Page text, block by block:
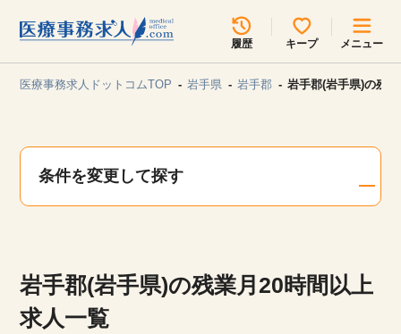
履歴 キープ メニュー
見学会・イベント情報
医療事務求人ドットコムTOP 岩手県 岩手郡 岩手郡(岩手県)の残
条件を変更して探す
岩手郡(岩手県)の残業月20時間以上
求人一覧
所在地のエリアを選択してください
各支店担当よりご連絡させていただきます。
関東
甲信越・北陸 中国・四国